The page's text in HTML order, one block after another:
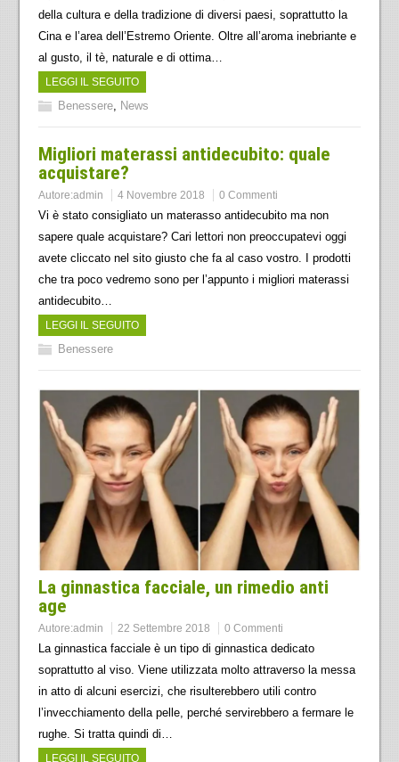
della cultura e della tradizione di diversi paesi, soprattutto la
Cina e l’area dell’Estremo Oriente. Oltre all’aroma inebriante e
al gusto, il tè, naturale e di ottima…
LEGGI IL SEGUITO
Benessere, News
Migliori materassi antidecubito: quale
acquistare?
Autore:admin 4 Novembre 2018 0 Commenti
Vi è stato consigliato un materasso antidecubito ma non
sapere quale acquistare? Cari lettori non preoccupatevi oggi
avete cliccato nel sito giusto che fa al caso vostro. I prodotti
che tra poco vedremo sono per l’appunto i migliori materassi
antidecubito…
LEGGI IL SEGUITO
Benessere
La ginnastica facciale, un rimedio anti
age
Autore:admin 22 Settembre 2018 0 Commenti
La ginnastica facciale è un tipo di ginnastica dedicato
soprattutto al viso. Viene utilizzata molto attraverso la messa
in atto di alcuni esercizi, che risulterebbero utili contro
l’invecchiamento della pelle, perché servirebbero a fermare le
rughe. Si tratta quindi di…
LEGGI IL SEGUITO